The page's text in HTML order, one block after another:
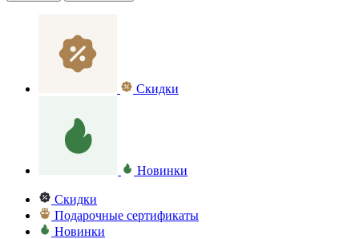
Скидки
Новинки
Скидки
Подарочные сертификаты
Новинки